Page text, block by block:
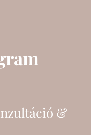
&